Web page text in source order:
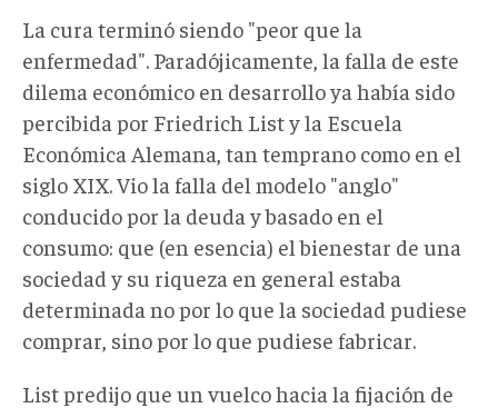
La cura terminó siendo "peor que la
enfermedad". Paradójicamente, la falla de este
dilema económico en desarrollo ya había sido
percibida por Friedrich List y la Escuela
Económica Alemana, tan temprano como en el
siglo XIX. Vio la falla del modelo "anglo"
conducido por la deuda y basado en el
consumo: que (en esencia) el bienestar de una
sociedad y su riqueza en general estaba
determinada no por lo que la sociedad pudiese
comprar, sino por lo que pudiese fabricar.
List predijo que un vuelco hacia la fijación de